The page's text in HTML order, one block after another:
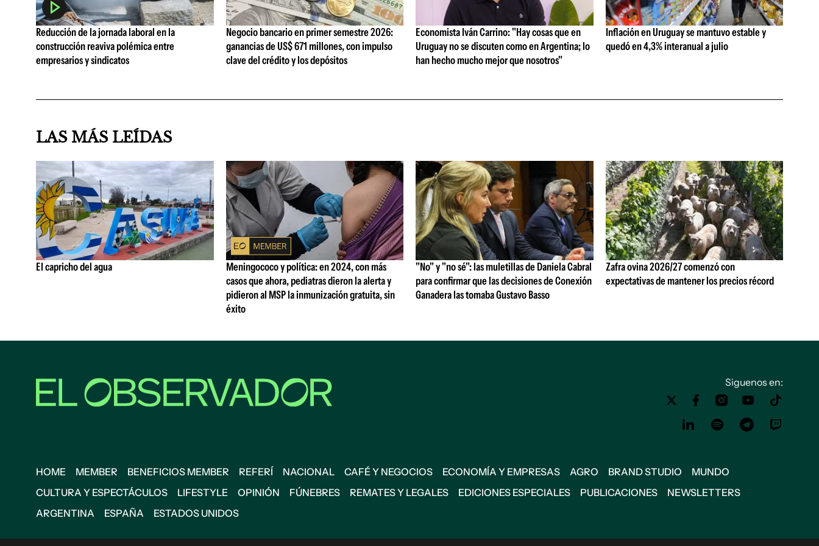
Reducción de la jornada laboral en la
construcción reaviva polémica entre
empresarios y sindicatos
Negocio bancario en primer semestre 2026:
ganancias de US$ 671 millones, con impulso
clave del crédito y los depósitos
Economista Iván Carrino: "Hay cosas que en
Uruguay no se discuten como en Argentina; lo
han hecho mucho mejor que nosotros"
Inflación en Uruguay se mantuvo estable y
quedó en 4,3% interanual a julio
LAS MÁS LEÍDAS
El capricho del agua
Meningococo y política: en 2024, con más
casos que ahora, pediatras dieron la alerta y
pidieron al MSP la inmunización gratuita, sin
éxito
"No" y "no sé": las muletillas de Daniela Cabral
para confirmar que las decisiones de Conexión
Ganadera las tomaba Gustavo Basso
Zafra ovina 2026/27 comenzó con
expectativas de mantener los precios récord
Siguenos en:
HOME MEMBER BENEFICIOS MEMBER REFERÍ NACIONAL CAFÉ Y NEGOCIOS ECONOMÍA Y EMPRESAS AGRO BRAND STUDIO
MUNDO
CULTURA Y ESPECTÁCULOS
LIFESTYLE OPINIÓN FÚNEBRES REMATES Y LEGALES EDICIONES ESPECIALES PUBLICACIONES
NEWSLETTERS
ARGENTINA
ESPAÑA ESTADOS UNIDOS